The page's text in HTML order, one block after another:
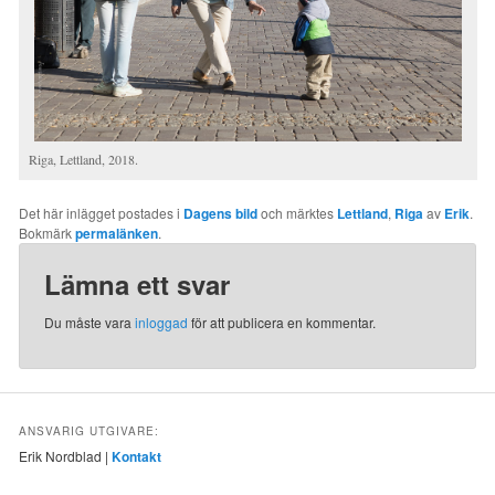
Riga, Lettland, 2018.
Det här inlägget postades i Dagens bildoch märktes Lettland, Rigaav Erik.
Bokmärkpermalänken.
Lämna ett svar
Du måste varainloggad för att publicera en kommentar.
ANSVARIG UTGIVARE:
Erik Nordblad |Kontakt